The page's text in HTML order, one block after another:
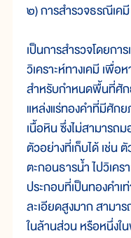
๒) การสำรวจธรณีเคมี
เป็นการสำรวจโดยกา
วิเคราะห์ทางเคมี เพื่
สำหรับกำหนดพื้นที่ศั
แหล่งแร่ทองคำที่มีศัก
เนื้อหิน ซึ่งไม่สามารถ
ตัวอย่างที่เก็บได้ เช่น
ตะกอนธารน้ำ ไปวิเค
ประกอบที่เป็นทองคำเ
ละเอียดสูงมาก สามา
ในล้านส่วน หรือหนึ่ง